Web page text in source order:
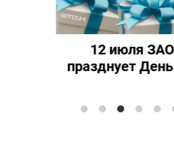
12 июля
празднует